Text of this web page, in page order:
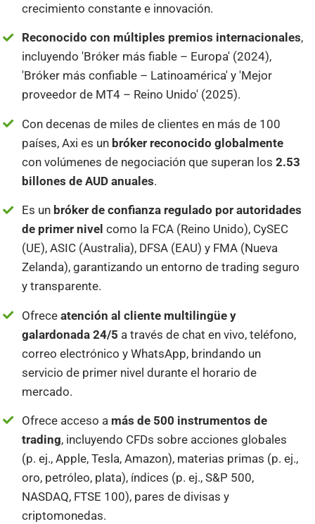
crecimiento constante e innovación.
Reconocido con múltiples premios internacionales,
incluyendo 'Bróker más fiable – Europa' (2024),
'Bróker más confiable – Latinoamérica' y 'Mejor
proveedor de MT4 – Reino Unido' (2025).
Con decenas de miles de clientes en más de 100
países, Axi es un bróker reconocido globalmente
con volúmenes de negociación que superan los2.53
billones de AUD anuales.
Es un bróker de confianza regulado por autoridades
de primer nivel como la FCA (Reino Unido), CySEC
(UE), ASIC (Australia), DFSA (EAU) y FMA (Nueva
Zelanda), garantizando un entorno de trading seguro
y transparente.
Ofreceatención al cliente multilingüe y
galardonada 24/5 a través de chat en vivo, teléfono,
correo electrónico y WhatsApp, brindando un
servicio de primer nivel durante el horario de
mercado.
Ofrece acceso a más de 500 instrumentos de
trading, incluyendo CFDs sobre acciones globales
(p. ej., Apple, Tesla, Amazon), materias primas (p. ej.,
oro, petróleo, plata), índices (p. ej., S&P 500,
NASDAQ, FTSE 100), pares de divisas y
criptomonedas.